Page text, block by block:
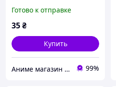
Готово к отправке
35₴
Купить
Аниме магазин Yorokobi 99%